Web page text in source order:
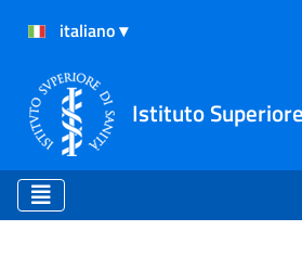
Istituto